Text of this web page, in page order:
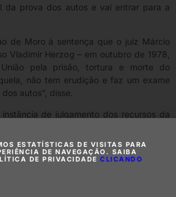
da prova dos autos e vai entrar para a
de Moro à sentença que o juiz Márcio
Vladimir Herzog – em outubro de 1978,
pela prisão, tortura e morte do
não tem erudição e faz um exame
autos”, disse.
de julgamento dos recursos da
quinta-feira, em três anos e cinco
processos já haviam chegado lá, 635
os que estão na iminência de dar
da defesa do ex-presidente Lula contra
ESTATÍSTICAS DE VISITAS PARA
DE NAVEGAÇÃO. SAIBA
DE PRIVACIDADE CLICANDO